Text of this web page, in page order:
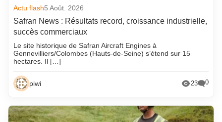
Actu flash5 Août. 2026
Safran News : Résultats record, croissance industrielle,
succès commerciaux
Le site historique de Safran Aircraft Engines à
Gennevilliers/Colombes (Hauts-de-Seine) s’étend sur 15
hectares. Il […]
piwi 23 0